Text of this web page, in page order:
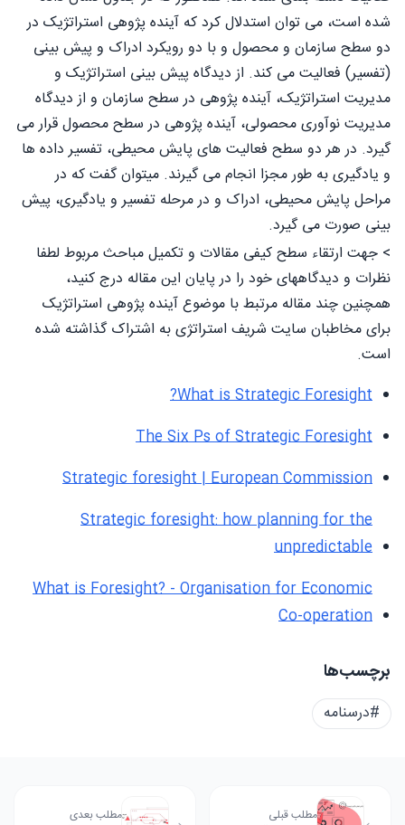
شده است، می توان استدلال کرد که آینده پژوهی استراتژیک در
دو سطح سازمان و محصول و با دو رویکرد ادراک و پیش بینی
(تفسیر) فعالیت می کند. از دیدگاه پیش بینی استراتژیک و
مدیریت استراتژیک، آینده پژوهی در سطح سازمان و از دیدگاه
مدیریت نوآوری محصولی، آینده پژوهی در سطح محصول قرار می
گیرد. در هر دو سطح فعالیت های پایش محیطی، تفسیر داده ها
و یادگیری به طور مجزا انجام می گیرند. میتوان گفت که در
مراحل پایش محیطی، ادراک و در مرحله تفسیر و یادگیری، پیش
بینی صورت می گیرد.
> جهت ارتقاء سطح کیفی مقالات و تکمیل مباحث مربوط لطفا
نظرات و دیدگاههای خود را در پایان این مقاله درج کنید،
همچنین چند مقاله مرتبط با موضوع آینده پژوهی استراتژیک
برای مخاطبان سایت شریف استراتژی به اشتراک گذاشته شده
است.
What is Strategic Foresight?
The Six Ps of Strategic Foresight
Strategic foresight | European Commission
Strategic foresight: how planning for the
unpredictable
What is Foresight? - Organisation for Economic
Co-operation
برچسب‌ها
#درسنامه
مطلب قبلی مطلب بعدی